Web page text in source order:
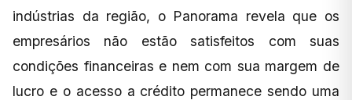
indústrias da região, o Panorama revela que os
empresários não estão satisfeitos com suas
condições financeiras e nem com sua margem de
lucro e o acesso a crédito permanece sendo uma